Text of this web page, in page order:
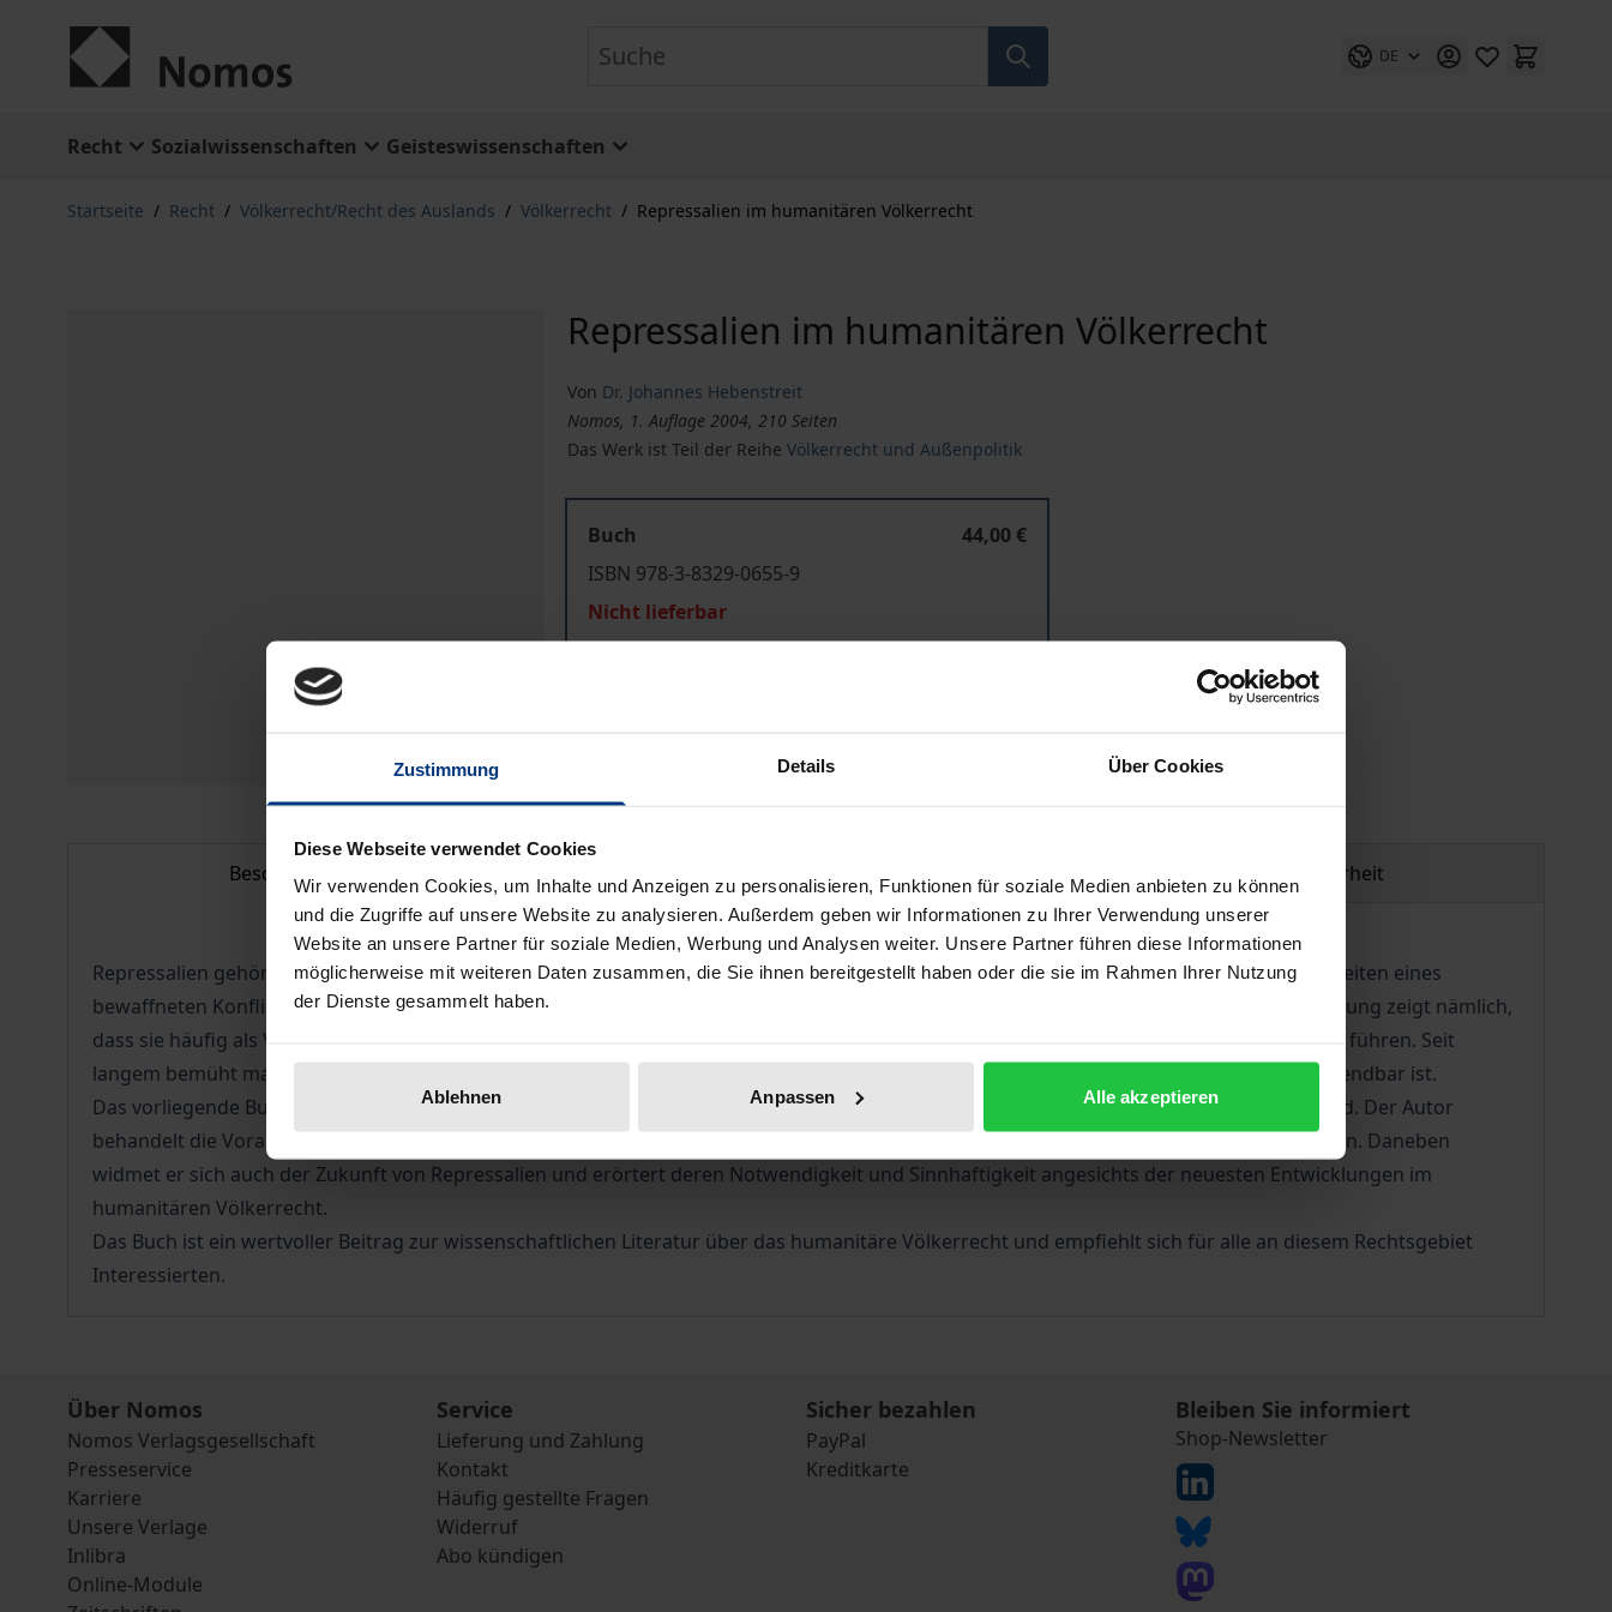
Zustimmung Details Über Cookies
Diese Webseite verwendet Cookies
Wir verwenden Cookies, um Inhalte und Anzeigen zu personalisieren, Funktionen für soziale Medien anbieten zu können
und die Zugriffe auf unsere Website zu analysieren. Außerdem geben wir Informationen zu Ihrer Verwendung unserer
Website an unsere Partner für soziale Medien, Werbung und Analysen weiter. Unsere Partner führen diese Informationen
möglicherweise mit weiteren Daten zusammen, die Sie ihnen bereitgestellt haben oder die sie im Rahmen Ihrer Nutzung
der Dienste gesammelt haben.
Ablehnen Anpassen Alle akzeptieren
DE
Recht Sozialwissenschaften Geisteswissenschaften
Startseite / Recht / Völkerrecht/Recht des Auslands / Völkerrecht / Repressalien im humanitären Völkerrecht
Repressalien im humanitären Völkerrecht
Von Dr. Johannes Hebenstreit
Nomos, 1. Auflage 2004, 210 Seiten
Das Werk ist Teil der ReiheVölkerrecht und Außenpolitik
Buch
44,00 €
ISBN 978-3-8329-0655-9
Nicht lieferbar
Beschreibung Bibliografische Angaben Produktsicherheit
Repressalien gehören zu den klassischen Maßnahmen zur Rechtsdurchsetzung im Völkerrecht. Sie können entweder im Frieden oder in Zeiten eines
bewaffneten Konflikts angewendet werden. Gerade in der letztgenannten Situation sind Repressalien aber sehr problematisch. Die Erfahrung zeigt nämlich,
dass sie häufig als Vorwand für reine Vergeltungsaktionen oder Machtdemonstrationen missbraucht werden und dadurch zur Eskalation führen. Seit
langem bemüht man sich daher, Repressalien durch das humanitäre Völkerrecht zu beschränken, welches in bewaffneten Konflikten anwendbar ist.
Das vorliegende Buch ist eine aktuelle und detaillierte Untersuchung zur Frage, inwieweit Repressalien in diesem Bereich noch erlaubt sind. Der Autor
behandelt die Voraussetzungen und Grenzen solcher Maßnahmen sowohl in internationalen als auch in nationalen bewaffneten Konflikten. Daneben
widmet er sich auch der Zukunft von Repressalien und erörtert deren Notwendigkeit und Sinnhaftigkeit angesichts der neuesten Entwicklungen im
humanitären Völkerrecht.
Das Buch ist ein wertvoller Beitrag zur wissenschaftlichen Literatur über das humanitäre Völkerrecht und empfiehlt sich für alle an diesem Rechtsgebiet
Interessierten.
Über Nomos
Nomos Verlagsgesellschaft
Presseservice
Karriere
Unsere Verlage
Inlibra
Online-Module
Service
Lieferung und Zahlung
Kontakt
Häufig gestellte Fragen
Widerruf
Abo kündigen
Sicher bezahlen
PayPal
Kreditkarte
Bleiben Sie informiert
Shop-Newsletter